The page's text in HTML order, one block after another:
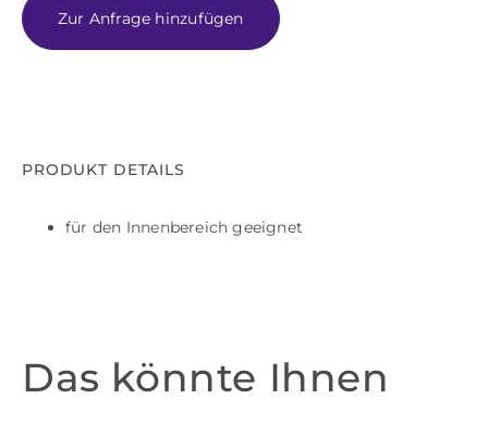
Zur Anfrage hinzufügen
PRODUKT DETAILS
für den Innenbereich geeignet
Das könnte Ihnen